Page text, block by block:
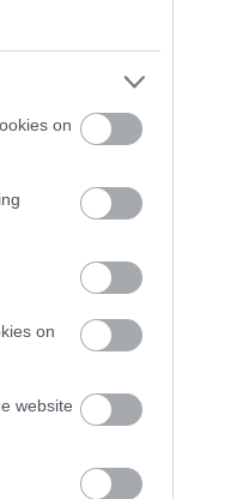
on
on
website
Εύβοια:
Αποκαταστάθηκε το
ίντερνετ στον
Οξύλιθο μετά από
COMPANY Ε.Ε.
08.08.2026 | 11:20